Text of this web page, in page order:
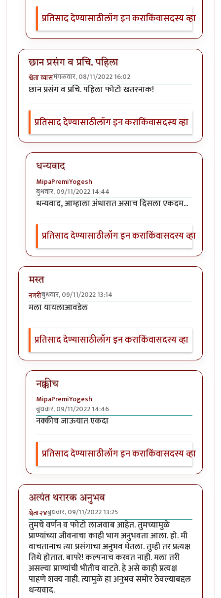
प्रतिसाद देण्यासाठीलॉग इन कराकिंवासदस्य व्हा
छान प्रसंग व प्रचि. पहिला
श्वेता व्यासमंगळवार, 08/11/2022 16:02
छान प्रसंग व प्रचि. पहिला फोटो खतरनाक!
प्रतिसाद देण्यासाठीलॉग इन कराकिंवासदस्य व्हा
धन्यवाद
MipaPremiYogesh
बुधवार, 09/11/2022 14:44
In reply toछान प्रसंग व प्रचि. पहिलाbyश्वेता व्यास
धन्यवाद, आम्हाला अंधारात असाच दिसला एकदम...
प्रतिसाद देण्यासाठीलॉग इन कराकिंवासदस्य व्हा
मस्त
नगरीबुधवार, 09/11/2022 13:14
मला यायलाआवडेल
प्रतिसाद देण्यासाठीलॉग इन कराकिंवासदस्य व्हा
नक्कीच
MipaPremiYogesh
बुधवार, 09/11/2022 14:46
In reply toमस्तbyनगरी
नक्कीच जाऊयात एकदा
प्रतिसाद देण्यासाठीलॉग इन कराकिंवासदस्य व्हा
अत्यंत थरारक अनुभव
श्वेता२४बुधवार, 09/11/2022 13:25
तुमचे वर्णन व फोटो लाजवाब आहेत. तुमच्यामुळे
प्राण्यांच्या जीवनाचा काही भाग अनुभवता आला. हो. मी
वाचतानाच त्या प्रसंगाचा अनुभव घेतला. तुम्ही तर प्रत्यक्ष
तिथे होतात. बापरे! कल्पनाच करवत नाही. मला तरी
असल्या प्राण्यांची भीतीच वाटते. हे असे काही प्रत्यक्ष
पाहणे शक्य नाही. त्यामुळे हा अनुभव समोर ठेवल्याबद्दल
धन्यवाद.